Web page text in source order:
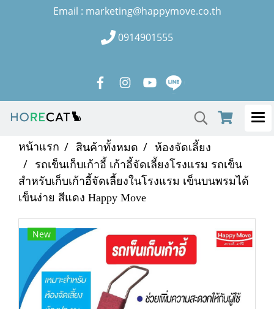
Email : marketing@happymove.co.th
0914901555
หน้าแรก สินค้าทั้งหมด
ห้องจัดเลี้ยง
รถเข็นเก็บเก้าอี้ เก้าอี้จัดเลี้ยงโรงแรม รถเข็น
สำหรับเก็บเก้าอี้จัดเลี้ยงในโรงแรม เข็นบนพรมได้
เข็นง่าย สีแดง Happy Move
New